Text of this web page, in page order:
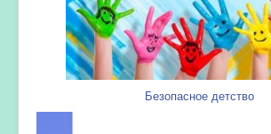
Безопасное детство